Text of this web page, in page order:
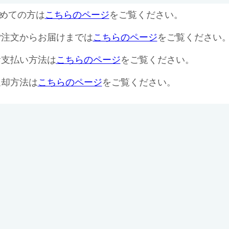
ての方はこちらのページをご覧ください。
注文からお届けまではこちらのページをご覧ください
払い方法はこちらのページをご覧ください。
方法はこちらのページをご覧ください。